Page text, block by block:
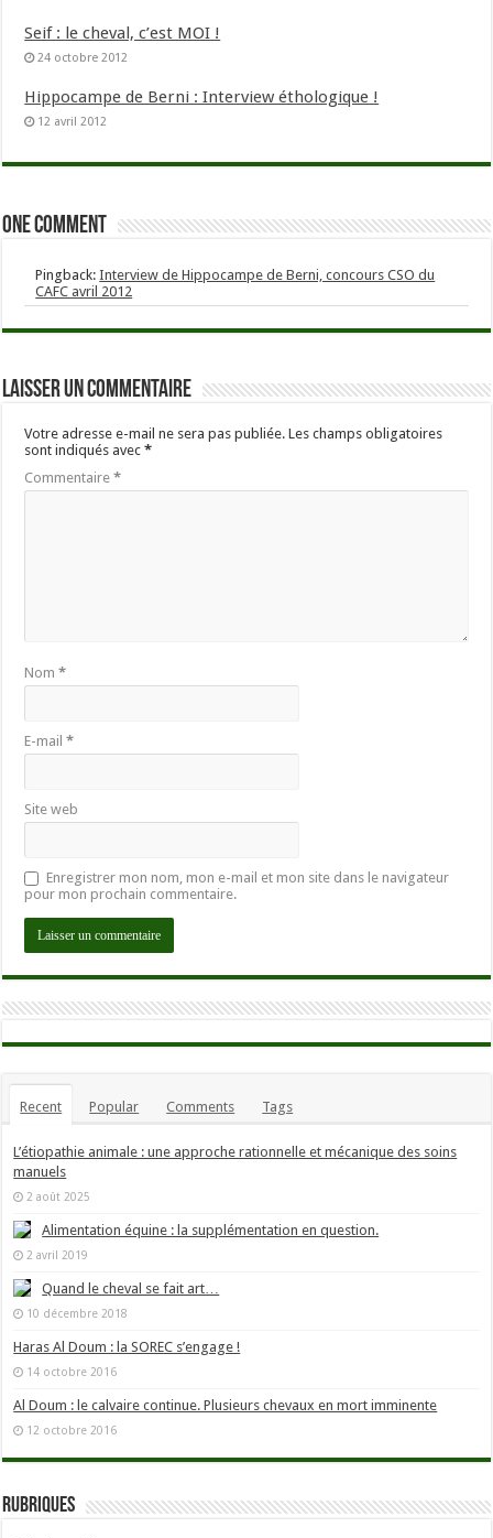
Seif : le cheval, c’est MOI !
24 octobre 2012
Hippocampe de Berni : Interview éthologique !
12 avril 2012
One comment
Pingback:Interview de Hippocampe de Berni, concours CSO du
CAFC avril 2012
Laisser un commentaire
Votre adresse e-mail ne sera pas publiée. Les champs obligatoires
sont indiqués avec*
Commentaire*
Nom*
E-mail*
Site web
Enregistrer mon nom, mon e-mail et mon site dans le navigateur
pour mon prochain commentaire.
Recent Popular Comments Tags
L’étiopathie animale : une approche rationnelle et mécanique des soins
manuels
2 août 2025
Alimentation équine : la supplémentation en question.
2 avril 2019
Quand le cheval se fait art…
10 décembre 2018
Haras Al Doum : la SOREC s’engage !
14 octobre 2016
Al Doum : le calvaire continue. Plusieurs chevaux en mort imminente
12 octobre 2016
Rubriques